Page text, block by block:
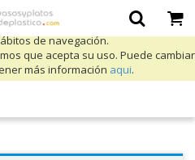
para mejorar nuestros servicios
con sus preferencias mediante el
de navegación.
que acepta su uso. Puede cambiar
más información aqui.